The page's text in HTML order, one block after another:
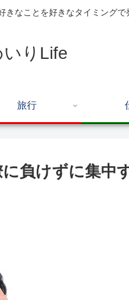
なことを好きなタイミングで
いりLife
旅行
負けずに集中